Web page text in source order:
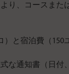
り、コースまた
と宿泊費（150
な通知書（日付